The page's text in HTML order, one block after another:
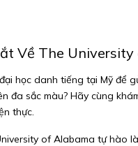
Về The
học danh tiếng tại Mỹ để
đa sắc màu? Hãy cùng
thực.
of Alabama tự hào